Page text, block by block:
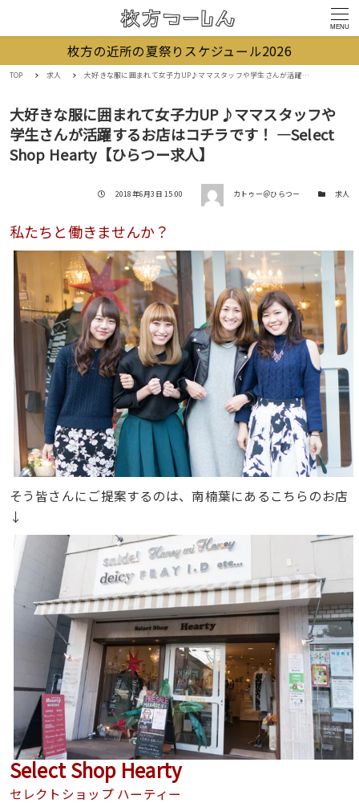
MENU
枚方の近所の夏祭りスケジュール2026
TOP 求人 大好きな服に囲まれて女子力UP♪ママスタッフや学生さんが活躍するお店はコチラです！ ―Select Shop Hearty【ひらつー求人】
大好きな服に囲まれて女子力UP♪ママスタッフや
学生さんが活躍するお店はコチラです！ ―Select
Shop Hearty【ひらつー求人】
投稿日
2018年6月3日 15:00 著者 カトゥー＠ひらつー カテゴリー
求人
私たちと働きませんか？
そう皆さんにご提案するのは、南楠葉にあるこちらのお店
↓
Select Shop Hearty
セレクトショップ ハーティー